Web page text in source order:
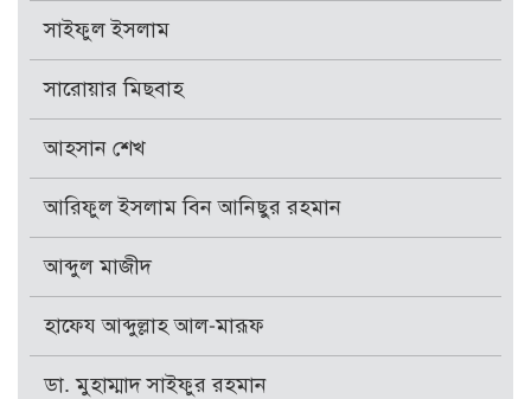
সাইফুল ইসলাম
সারোয়ার মিছবাহ
আহসান শেখ
আরিফুল ইসলাম বিন আনিছুর রহমান
আব্দুল মাজীদ
হাফেয আব্দুল্লাহ আল-মারূফ
ডা. মুহাম্মাদ সাইফুর রহমান